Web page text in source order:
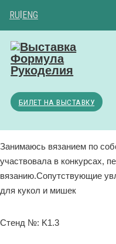
RU ENG
БИЛЕТ НА ВЫСТАВКУ
Занимаюсь вязанием по
участвовала в конкурсах,
вязанию.Сопутствующие
для кукол и мишек
Стенд №: K1.3